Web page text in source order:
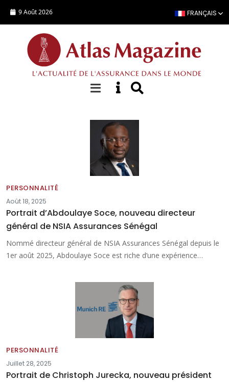
9 Août 2026 FRANÇAIS
Personnalités
PERSONNALITÉ
Août 18, 2025
Portrait d’Abdoulaye Soce, nouveau directeur
général de NSIA Assurances Sénégal
Nommé directeur général de NSIA Assurances Sénégal depuis le
1er août 2025, Abdoulaye Soce est riche d’une expérience…
PERSONNALITÉ
Juillet 28, 2025
Portrait de Christoph Jurecka, nouveau président